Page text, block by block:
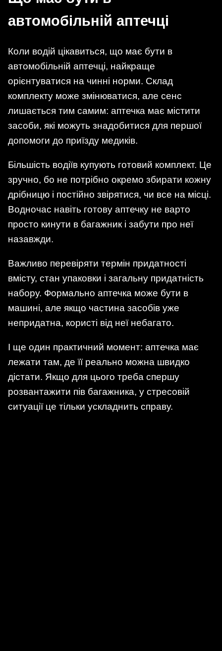
автомобільній аптечці
Коли водій цікавиться, що має бути в
автомобільній аптечці, найкраще
орієнтуватися на чинні норми. Склад
комплекту може змінюватися, але сенс
лишається тим самим: аптечка має містити
засоби, які можуть знадобитися для першої
допомоги до приїзду медиків.
Більшість водіїв купують готовий комплект. Це
зручно, бо не потрібно окремо збирати кожну
дрібницю і постійно звірятися, чи все на місці.
Водночас навіть готову аптечку не варто
просто кинути в багажник і забути про неї
назавжди.
Важливо перевіряти термін придатності
вмісту, стан упаковки і загальну придатність
набору. Формально аптечка може бути в
машині, але якщо частина засобів уже
непридатна, користі від неї небагато.
І ще один практичний момент: аптечка має
лежати там, де її реально можна швидко
дістати. Якщо для цього треба спершу
розвантажити пів багажника, у стресовій
ситуації це тільки ускладнить справу.